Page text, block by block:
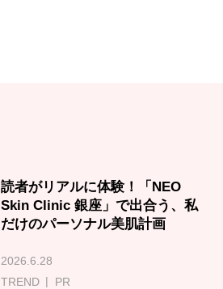
読者がリアルに体験！「NEO
Skin Clinic 銀座」で出合う、私
だけのパーソナル美肌計画
2026.6.28
TREND
PR